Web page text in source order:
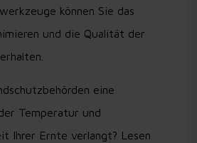
können Sie das
und die Qualität der
eine
Temperatur und
Ihrer Ernte verlangt? Lesen